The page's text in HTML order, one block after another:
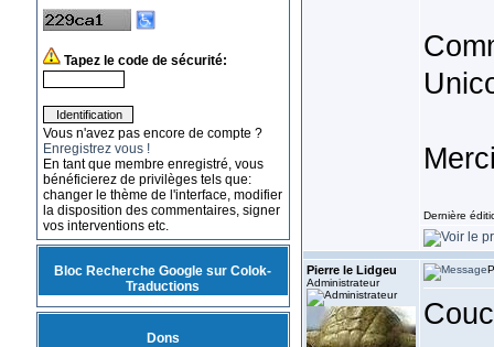
Tapez le code de sécurité:
Vous n'avez pas encore de compte ?
Enregistrez vous !
En tant que membre enregistré, vous
bénéficierez de privilèges tels que:
changer le thème de l'interface, modifier
la disposition des commentaires, signer
vos interventions etc.
Bloc Recherche Google sur Colok-
Traductions
Dons
Dernière
Pierre le Lidgeu
Administrateur